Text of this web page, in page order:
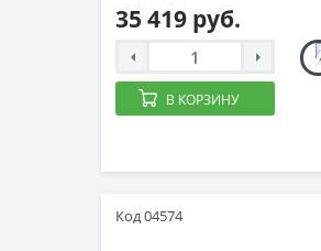
35 419 руб.
В КОРЗИНУ
Код 04574